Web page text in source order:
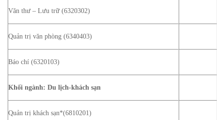
Văn thư – Lưu trữ (6320302)
Quản trị văn phòng (6340403)
Báo chí (6320103)
Khối ngành: Du lịch-khách sạn
Quản trị khách sạn*(6810201)